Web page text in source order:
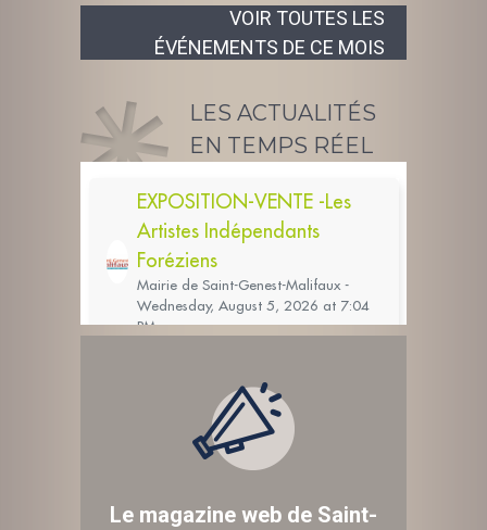
VOIR TOUTES LES
ÉVÉNEMENTS DE CE MOIS
LES ACTUALITÉS
EN TEMPS RÉEL
Le magazine web de Saint-